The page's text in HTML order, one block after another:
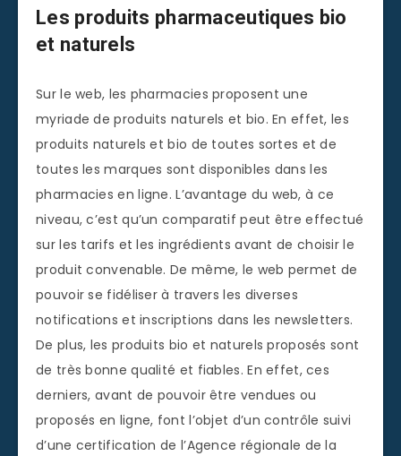
Les produits pharmaceutiques bio
et naturels
Sur le web, les pharmacies proposent une
myriade de produits naturels et bio. En effet, les
produits naturels et bio de toutes sortes et de
toutes les marques sont disponibles dans les
pharmacies en ligne. L’avantage du web, à ce
niveau, c’est qu’un comparatif peut être effectué
sur les tarifs et les ingrédients avant de choisir le
produit convenable. De même, le web permet de
pouvoir se fidéliser à travers les diverses
notifications et inscriptions dans les newsletters.
De plus, les produits bio et naturels proposés sont
de très bonne qualité et fiables. En effet, ces
derniers, avant de pouvoir être vendues ou
proposés en ligne, font l’objet d’un contrôle suivi
d’une certification de l’Agence régionale de la